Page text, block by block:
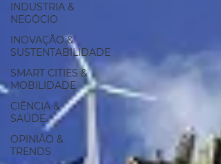
INDUSTRIA &
NEGÓCIO
INOVAÇÃO &
SUSTENTABILIDADE
SMART CITIES &
MOBILIDADE
CIÊNCIA &
SAÚDE
OPINIÃO &
TRENDS